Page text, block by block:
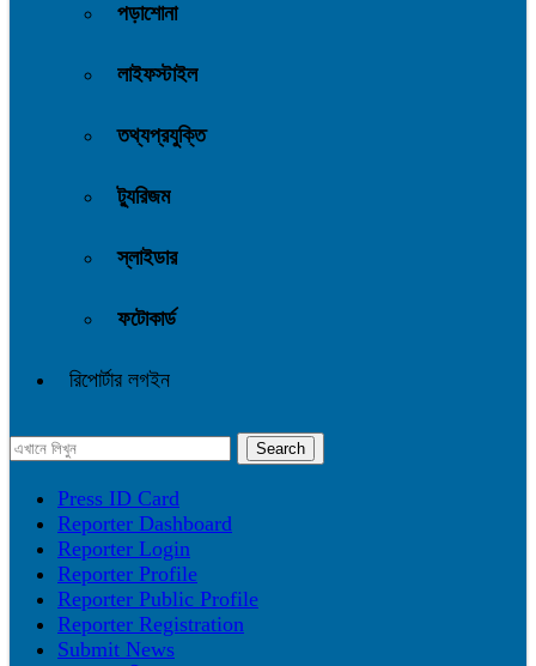
পড়াশোনা
লাইফস্টাইল
তথ্যপ্রযুক্তি
ট্যুরিজম
স্লাইডার
ফটোকার্ড
রিপোর্টার লগইন
Press ID Card
Reporter Dashboard
Reporter Login
Reporter Profile
Reporter Public Profile
Reporter Registration
Submit News